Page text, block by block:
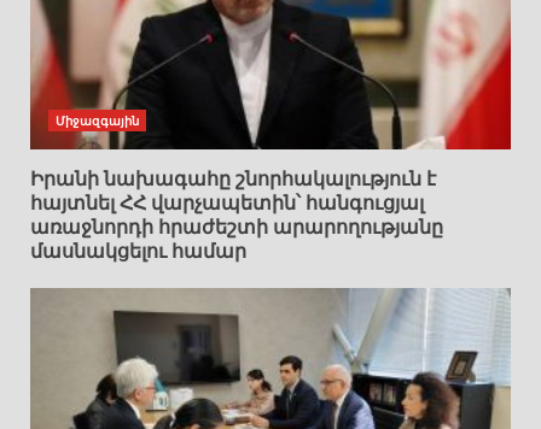
Միջազգային
Իրանի նախագահը շնորհակալություն է
հայտնել ՀՀ վարչապետին՝ հանգուցյալ
առաջնորդի հրաժեշտի արարողությանը
մասնակցելու համար